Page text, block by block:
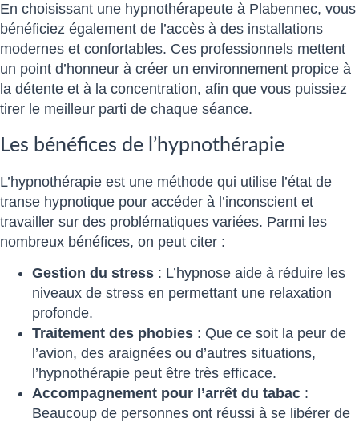
En choisissant une hypnothérapeute à Plabennec, vous
bénéficiez également de l’accès à des installations
modernes et confortables. Ces professionnels mettent
un point d’honneur à créer un environnement propice à
la détente et à la concentration, afin que vous puissiez
tirer le meilleur parti de chaque séance.
Les bénéfices de l’hypnothérapie
L’hypnothérapie est une méthode qui utilise l’état de
transe hypnotique pour accéder à l’inconscient et
travailler sur des problématiques variées. Parmi les
nombreux bénéfices, on peut citer :
Gestion du stress : L’hypnose aide à réduire les
niveaux de stress en permettant une relaxation
profonde.
Traitement des phobies : Que ce soit la peur de
l’avion, des araignées ou d’autres situations,
l’hypnothérapie peut être très efficace.
Accompagnement pour l’arrêt du tabac :
Beaucoup de personnes ont réussi à se libérer de